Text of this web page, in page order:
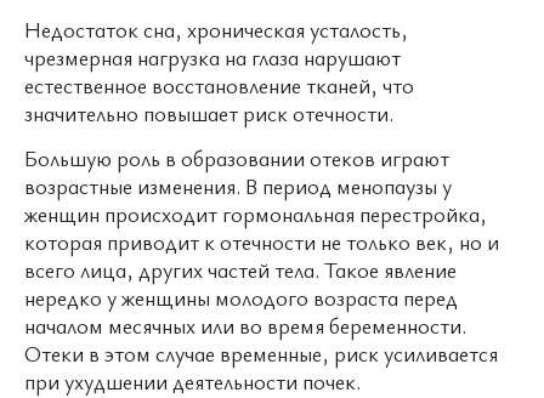
Недостаток сна, хроническая усталость,
чрезмерная нагрузка на глаза нарушают
естественное восстановление тканей, что
значительно повышает риск отечности.
Большую роль в образовании отеков играют
возрастные изменения. В период менопаузы у
женщин происходит гормональная перестройка,
которая приводит к отечности не только век, но и
всего лица, других частей тела. Такое явление
нередко у женщины молодого возраста перед
началом месячных или во время беременности.
Отеки в этом случае временные, риск усиливается
при ухудшении деятельности почек.